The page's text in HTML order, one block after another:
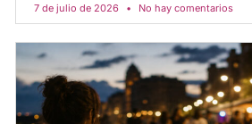
7 de julio de 2026 No hay comentarios